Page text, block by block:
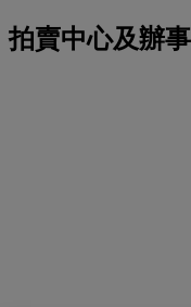
拍賣中心及辦